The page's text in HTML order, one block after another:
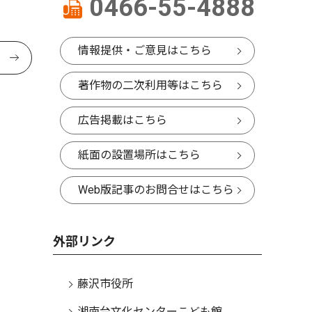
0466-55-4888
情報提供・ご意見はこちら
著作物の二次利用等はこちら
広告掲載はこちら
紙面の設置場所はこちら
Web版記事のお問合せはこちら
外部リンク
藤沢市役所